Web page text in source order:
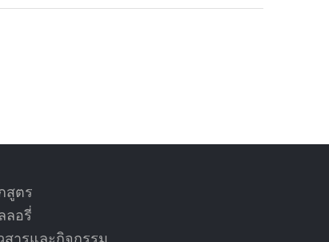
สูตร
ลอรี่
สารและกิจกรรม